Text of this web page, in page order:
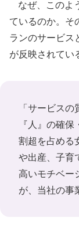
なぜ、このよ
ているのか。そ
ランのサービス
が反映されてい
「サービス
『人』の確
割超を占める
や出産、子育
高いモチベー
が、当社の事